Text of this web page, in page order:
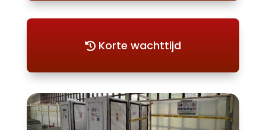
Korte wachttijd